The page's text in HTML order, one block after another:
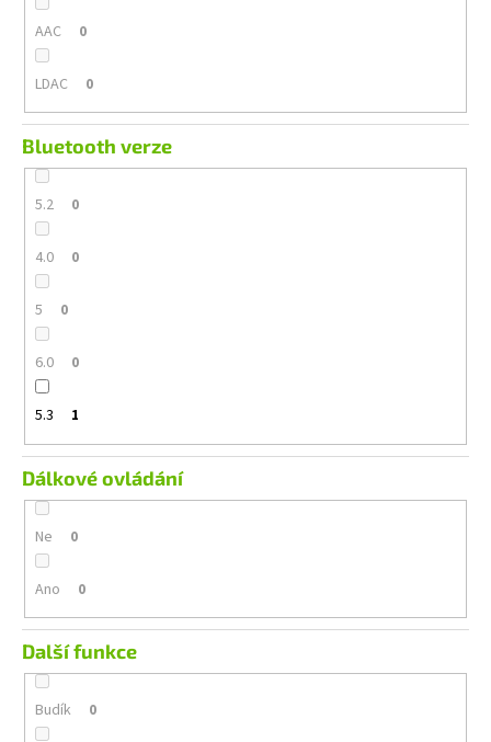
AAC 0
LDAC 0
Bluetooth verze
5.2 0
4.0 0
5 0
6.0 0
5.3 1
Dálkové ovládání
Ne 0
Ano 0
Další funkce
Budík 0